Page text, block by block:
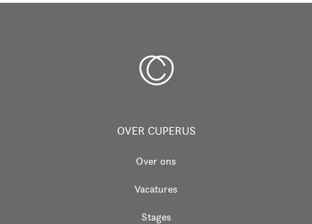
OVER CUPERUS
Over ons
Vacatures
Stages